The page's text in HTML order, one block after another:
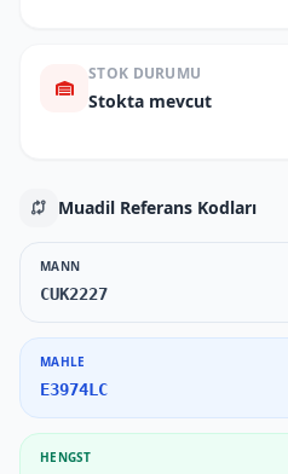
STOK DURUMU
Stokta mevcut
Muadil Referans Kodları
MANN
CUK2227
MAHLE
E3974LC
HENGST